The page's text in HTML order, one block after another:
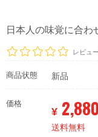
日本人の味覚に合わ
レビュ
商品状態 新品
価格
¥ 2,880
送料無料